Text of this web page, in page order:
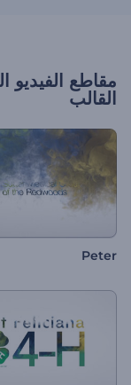
مقاطع الفيديو
القالب
Peter